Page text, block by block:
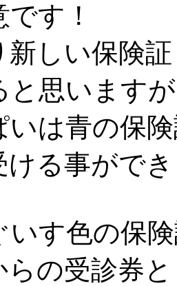
す！
新しい保険
と思いますが
いは青の保
ける事がで
いす色の保
の受診券と